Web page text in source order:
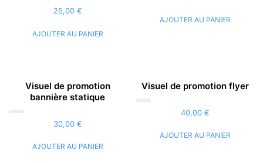
25,00 €
AJOUTER AU PANIER
AJOUTER AU PANIER
Visuel de promotion
bannière statique
30,00 €
AJOUTER AU PANIER
Visuel de promotion flyer
40,00€
AJOUTER AU PANIER